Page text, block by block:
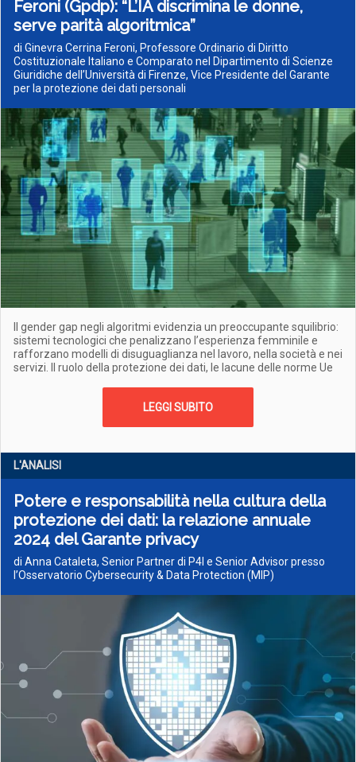
Feroni (Gpdp): “L’IA discrimina le donne,
serve parità algoritmica”
di Ginevra Cerrina Feroni, Professore Ordinario di Diritto
Costituzionale Italiano e Comparato nel Dipartimento di Scienze
Giuridiche dell’Università di Firenze, Vice Presidente del Garante
per la protezione dei dati personali
Il gender gap negli algoritmi evidenzia un preoccupante squilibrio:
sistemi tecnologici che penalizzano l’esperienza femminile e
rafforzano modelli di disuguaglianza nel lavoro, nella società e nei
servizi. Il ruolo della protezione dei dati, le lacune delle norme Ue
LEGGI SUBITO
L'ANALISI
Potere e responsabilità nella cultura della
protezione dei dati: la relazione annuale
2024 del Garante privacy
di Anna Cataleta, Senior Partner di P4I e Senior Advisor presso
l’Osservatorio Cybersecurity & Data Protection (MIP)